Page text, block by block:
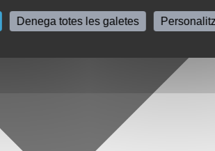
Denega totes les galetes